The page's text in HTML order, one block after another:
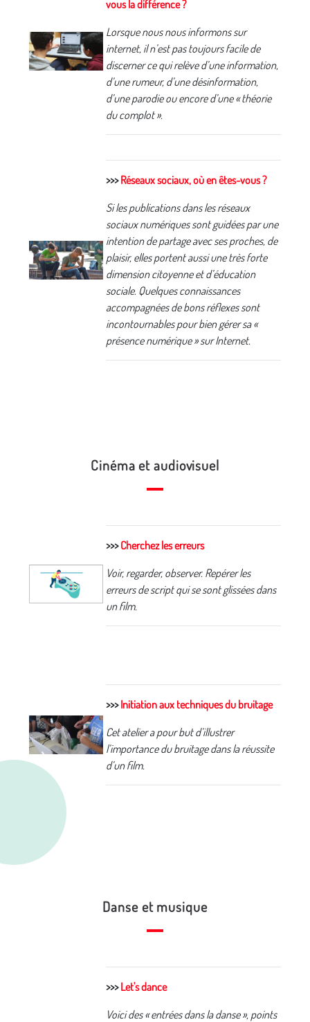
vous la différence ?
Lorsque nous nous informons sur
internet, il n’est pas toujours facile de
discerner ce qui relève d’une information,
d’une rumeur, d’une désinformation,
d’une parodie ou encore d’une « théorie
du complot ».
>>>Réseaux sociaux, où en êtes-vous ?
Si les publications dans les réseaux
sociaux numériques sont guidées par une
intention de partage avec ses proches, de
plaisir, elles portent aussi une très forte
dimension citoyenne et d’éducation
sociale. Quelques connaissances
accompagnées de bons réflexes sont
incontournables pour bien gérer sa «
présence numérique » sur Internet.
Cinéma et audiovisuel
>>>Cherchez les erreurs
Voir, regarder, observer. Repérer les
erreurs de script qui se sont glissées dans
un film.
>>>Initiation aux techniques du bruitage
Cet atelier a pour but d’illustrer
l’importance du bruitage dans la réussite
d’un film.
Danse et musique
>>>Let's dance
Voici des « entrées dans la danse », points